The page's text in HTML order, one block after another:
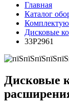
Главная
Каталог
Дисковые
33P2961
Дисковые